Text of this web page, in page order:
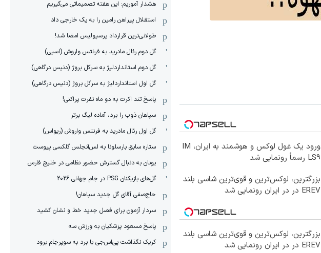
ورود یک غول لوکس و هوشمند به ایران، IM
LS9 رسماً رونمایی شد
بزرگترین، لوکس‌ترین و قوی‌ترین شاسی بلند
EREV در در ایران رونمایی شد
بزرگترین، لوکس‌ترین و قوی‌ترین شاسی بلند
EREV در در ایران رونمایی شد
هشدار آموریم: این هفته تصمیماتی می‌گیریم
استقلال پیراهن رامین را به یک خارجی داد
طولانی‌ترین قرارداد پرسپولیس امضا شد!
گل دوم رئال مادرید به فرنتس واروش (اسپی)
گل دوم استانداردلیژ به سرکل بروژ (دنیس درگاهی)
گل اول استانداردلیژ به سرکل بروژ (دنیس درگاهی)
پاسخ تند اکرت به دو ماه نفرت پراکنی!
سپاهان ذوب را برد، آماده لیگ برتر
گل اول رئال مادرید به فرنتس واروش (ریواس)
ستاره سابق بارسلونا به لس‌آنجلس گلکسی پیوست
یونان به دنبال گسترش حضور نظامی در خلیج فارس
گل‌های بازیکنان PSG در جام جهانی 2026
حاج‌صفی آقای گل جدید سپاهان!
سردار آزمون برای فصل جدید خط و نشان کشید
پاسخ مسعود پزشکیان به ورزش سه
کریک نگذاشت پی‌اس‌جی با برد به سوپرجام برود